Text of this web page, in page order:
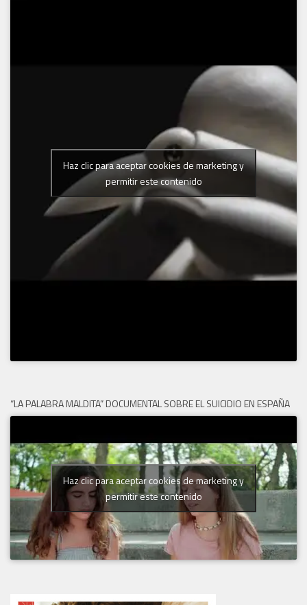
Haz clic para aceptar cookies de marketing y
permitir este contenido
“LA PALABRA MALDITA” DOCUMENTAL SOBRE EL SUICIDIO EN ESPAÑA
Haz clic para aceptar cookies de marketing y
permitir este contenido